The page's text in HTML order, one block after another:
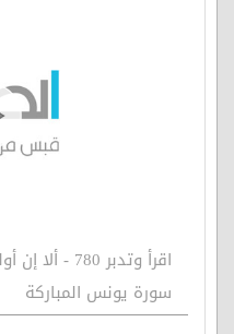
اقرأ وتدبر
سورة يونس المباركة